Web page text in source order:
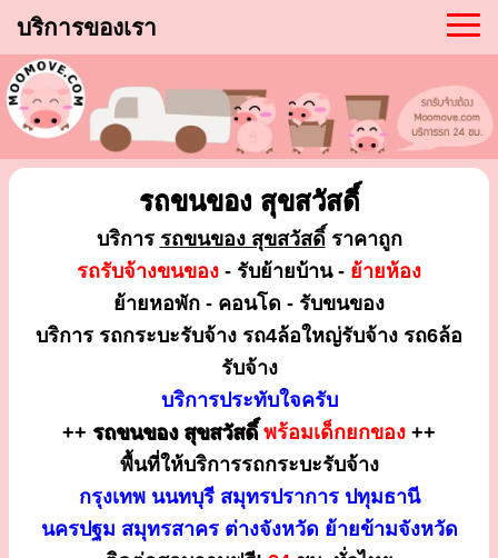
บริการของเรา
รถขนของ สุขสวัสดิ์
บริการ รถขนของ สุขสวัสดิ์ ราคาถูก
รถรับจ้างขนของ - รับย้ายบ้าน - ย้ายห้อง
ย้ายหอพัก - คอนโด - รับขนของ
บริการ รถกระบะรับจ้าง รถ4ล้อใหญ่รับจ้าง รถ6ล้อ
รับจ้าง
บริการประทับใจครับ
++ รถขนของ สุขสวัสดิ์ พร้อมเด็กยกของ ++
พื้นที่ให้บริการรถกระบะรับจ้าง
กรุงเทพ นนทบุรี สมุทรปราการ ปทุมธานี
นครปฐม สมุทรสาคร ต่างจังหวัด ย้ายข้ามจังหวัด